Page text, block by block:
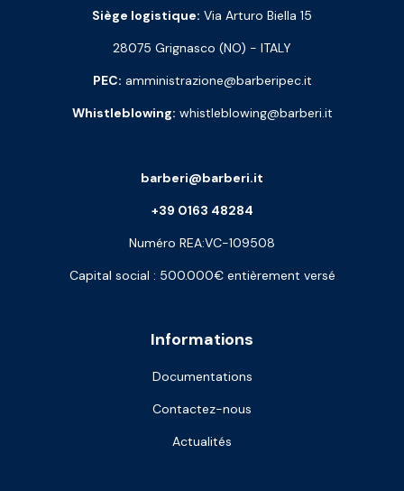
Siège logistique: Via Arturo Biella 15
28075 Grignasco (NO) - ITALY
PEC: amministrazione@barberipec.it
Whistleblowing: whistleblowing@barberi.it
Informations
Documentations
Contactez-nous
Actualités
barberi@barberi.it
+39 0163 48284
Numéro REA:VC-109508
Capital social : 500.000€ entièrement versé